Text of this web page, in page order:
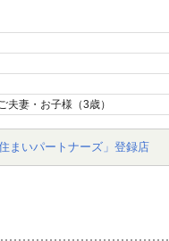
夫妻・お子様（3歳）
まいパートナーズ」登録店